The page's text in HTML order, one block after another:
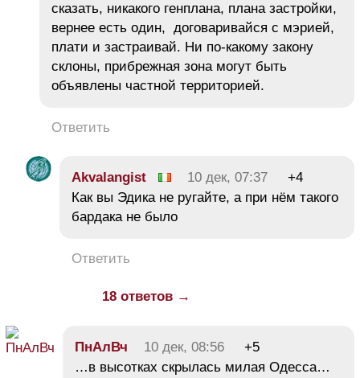
сказать, никакого генплана, плана застройки,
вернее есть один, договаривайся с мэрией,
плати и застраивай. Ни по-какому закону
склоны, прибрежная зона могут быть
объявлены частной территорией.
Ответить
Akvalangist 10 дек, 07:37
+4
Как вы Эдика не ругайте, а при нём такого
бардака не было
Ответить
18 ответов →
ПнАлВч 10 дек, 08:56
+5
…в высотках скрылась милая Одесса…